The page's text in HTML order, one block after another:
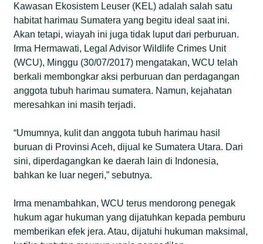
Kawasan Ekosistem Leuser (KEL) adalah salah satu
habitat harimau Sumatera yang begitu ideal saat ini.
Akan tetapi, wiayah ini juga tidak luput dari perburuan.
Irma Hermawati, Legal Advisor Wildlife Crimes Unit
(WCU), Minggu (30/07/2017) mengatakan, WCU telah
berkali membongkar aksi perburuan dan perdagangan
anggota tubuh harimau sumatera. Namun, kejahatan
meresahkan ini masih terjadi.
“Umumnya, kulit dan anggota tubuh harimau hasil
buruan di Provinsi Aceh, dijual ke Sumatera Utara. Dari
sini, diperdagangkan ke daerah lain di Indonesia,
bahkan ke luar negeri,” sebutnya.
Irma menambahkan, WCU terus mendorong penegak
hukum agar hukuman yang dijatuhkan kepada pemburu
memberikan efek jera. Atau, dijatuhi hukuman maksimal,